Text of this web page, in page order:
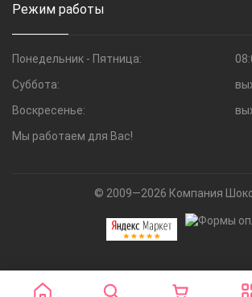
Режим работы
Понедельник - Пятница:
Суббота:
Воскресенье:
Мы работаем для Вас!
© 2009—2026 Компания